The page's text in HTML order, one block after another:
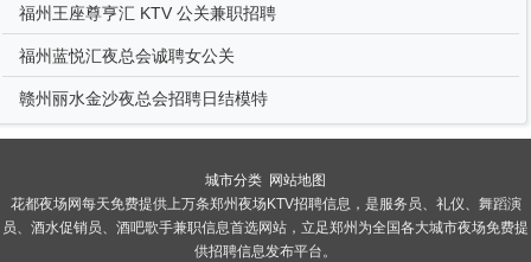
福州王座尊亨汇 KTV 公关兼职招聘
福州蓝悦汇夜总会诚聘女公关
赣州丽水金沙夜总会招聘日结模特
城市分类 网站地图
花都夜场网每天免费提供上万条郑州夜场KTV招聘信息，是服务员、礼仪、舞蹈演
员、酒水促销员、酒吧歌手兼职信息首选网站，立足郑州为全国各大城市夜场免费提
供招聘信息发布平台。